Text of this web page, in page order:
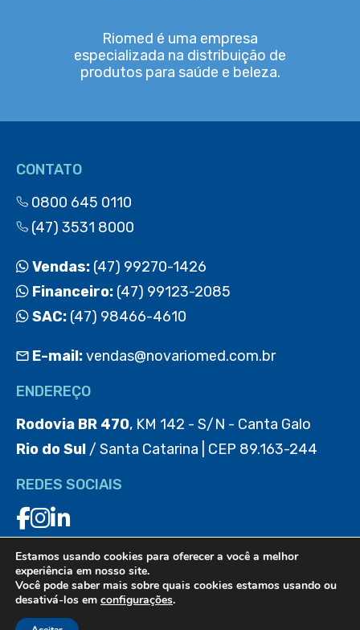
Riomed é uma empresa
especializada na distribuição de
produtos para saúde e beleza.
CONTATO
0800 645 0110
(47) 3531 8000
Vendas: (47) 99270-1426
Financeiro: (47) 99123-2085
SAC: (47) 98466-4610
E-mail:vendas@novariomed.com.br
ENDEREÇO
Rodovia BR 470, KM 142 - S/N - Canta Galo
Rio do Sul / Santa Catarina | CEP 89.163-244
REDES SOCIAIS
BAIXE O APP
Estamos usando cookies para oferecer a você a melhor
experiência em nosso site.
Você pode saber mais sobre quais cookies estamos usando ou
desativá-los em configurações.